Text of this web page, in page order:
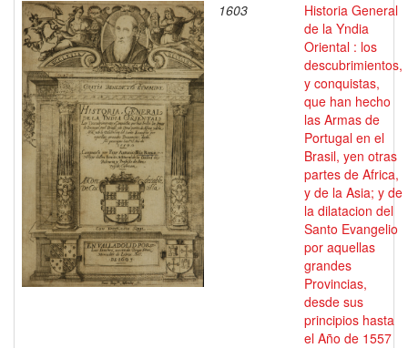
1603
Historia General
de la Yndia
Oriental : los
descubrimientos,
y conquistas,
que han hecho
las Armas de
Portugal en el
Brasil, yen otras
partes de Africa,
y de la Asia; y de
la dilatacion del
Santo Evangelio
por aquellas
grandes
Provincias,
desde sus
principios hasta
el Año de 1557